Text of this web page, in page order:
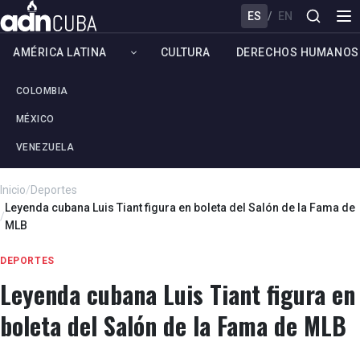
ES / EN
AMÉRICA LATINA
COLOMBIA
MÉXICO
VENEZUELA
CULTURA DERECHOS HUMANOS
Inicio/Deportes
/
Leyenda cubana Luis Tiant figura en boleta del Salón de la Fama de
MLB
DEPORTES
Leyenda cubana Luis Tiant figura en
boleta del Salón de la Fama de MLB